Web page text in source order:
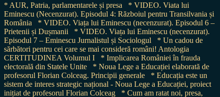
* AUR, Patria, parlamentarele și presa
* VIDEO. Viata lui
Eminescu (Necenzurat). Episodul 4: Războiul pentru Transilvania și
România
* VIDEO. Viața lui Eminescu (necenzurat). Episodul 6 –
Prietenii și Dușmanii
* VIDEO. Viața lui Eminescu (necenzurat).
Episodul 7 – Eminescu Jurnalistul și Sociologul
* Un cadou de
sărbători pentru cei care se mai consideră români! Antologia
CERTITUDINEA Volumul I
* Implicarea României în frauda
electorală din Statele Unite
* Noua Lege a Educației elaborată de
profesorul Florian Colceag. Principii generale
* Educația este un
sistem de interes strategic național - Noua Lege a Educației, proiect
inițiat de profesorul Florian Colceag
* Cum am ratat noi, presa,